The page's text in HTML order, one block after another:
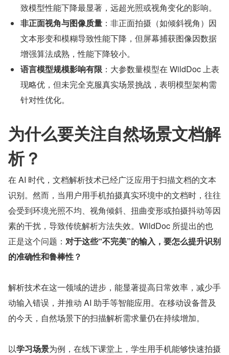
致模型性能下降最显著，远超光照或视角变化的影响。
非正面视角与图像质量 ：非正面拍摄（如倾斜视角）因
文本形变和模糊导致性能下降，但屏幕捕获图像因数据
增强算法成熟，性能下降较小。
语言模型规模影响有限 ：大参数量模型在 WildDoc 上表
现略优，但未完全克服真实场景挑战，表明模型架构需
针对性优化。
为什么要关注自然场景文档解
析？
在 AI 时代，文档解析技术已经广泛应用于扫描文档的文本
识别。然而，当用户用手机拍摄真实环境中的文档时，往往
会受到环境光照不均、视角倾斜、扭曲变形或拍摄抖动等因
素的干扰，导致传统解析方法失效。WildDoc 所提出的也
正是这个问题： 对于这些“不完美”的输入，要怎么提升识别
的准确性和鲁棒性？
解析技术在这一领域的进步，能显著提高日常效率，减少手
动输入错误，并推动 AI 助手等智能应用。在移动设备普及
的今天，自然场景下的扫描解析需求量仍在持续增加。
以学习场景为例，在线下课堂上，学生用手机能够快速拍摄